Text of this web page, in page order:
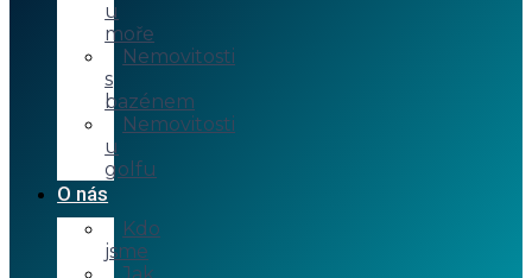
u
moře
Nemovitosti
s
bazénem
Nemovitosti
u
golfu
O nás
Kdo
jsme